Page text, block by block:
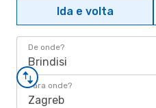
Ida e volta
De onde?
Brindisi
Para onde?
Zagreb